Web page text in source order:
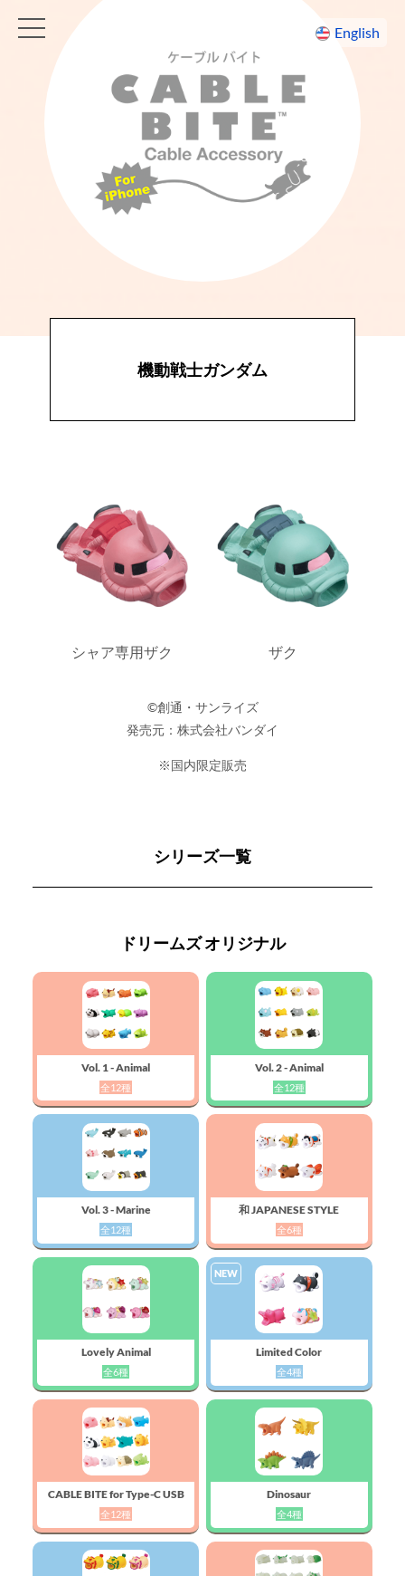
English
toggle
navigation
機動戦士ガンダム
シャア専用ザク ザク
©創通・サンライズ
発売元：株式会社バンダイ
※国内限定販売
シリーズ一覧
ドリームズ オリジナル
Vol. 1 - Animal
全12種
Vol. 2 - Animal
全12種
Vol. 3 - Marine
全12種
和 JAPANESE STYLE
全6種
Lovely Animal
全6種
NEW
Limited Color
全4種
CABLE BITE for Type-C USB
全12種
Dinosaur
全4種